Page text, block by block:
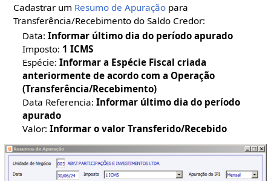
Cadastrar um Resumo de Apuração para
Transferência/Recebimento do Saldo Credor:
Data:Informar último dia do período apurado
Imposto: 1 ICMS
Espécie:Informar a Espécie Fiscal criada
anteriormente de acordo com a Operação
(Transferência/Recebimento)
Data Referencia:Informar último dia do período
apurado
Valor:Informar o valor Transferido/Recebido